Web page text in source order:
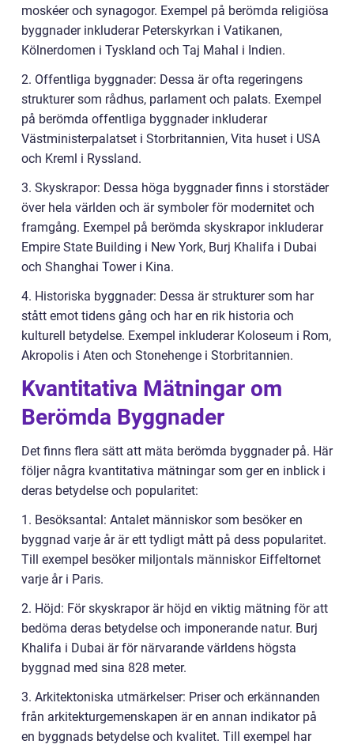
moskéer och synagogor. Exempel på berömda religiösa
byggnader inkluderar Peterskyrkan i Vatikanen,
Kölnerdomen i Tyskland och Taj Mahal i Indien.
2. Offentliga byggnader: Dessa är ofta regeringens
strukturer som rådhus, parlament och palats. Exempel
på berömda offentliga byggnader inkluderar
Västministerpalatset i Storbritannien, Vita huset i USA
och Kreml i Ryssland.
3. Skyskrapor: Dessa höga byggnader finns i storstäder
över hela världen och är symboler för modernitet och
framgång. Exempel på berömda skyskrapor inkluderar
Empire State Building i New York, Burj Khalifa i Dubai
och Shanghai Tower i Kina.
4. Historiska byggnader: Dessa är strukturer som har
stått emot tidens gång och har en rik historia och
kulturell betydelse. Exempel inkluderar Koloseum i Rom,
Akropolis i Aten och Stonehenge i Storbritannien.
Kvantitativa Mätningar om
Berömda Byggnader
Det finns flera sätt att mäta berömda byggnader på. Här
följer några kvantitativa mätningar som ger en inblick i
deras betydelse och popularitet:
1. Besöksantal: Antalet människor som besöker en
byggnad varje år är ett tydligt mått på dess popularitet.
Till exempel besöker miljontals människor Eiffeltornet
varje år i Paris.
2. Höjd: För skyskrapor är höjd en viktig mätning för att
bedöma deras betydelse och imponerande natur. Burj
Khalifa i Dubai är för närvarande världens högsta
byggnad med sina 828 meter.
3. Arkitektoniska utmärkelser: Priser och erkännanden
från arkitekturgemenskapen är en annan indikator på
en byggnads betydelse och kvalitet. Till exempel har